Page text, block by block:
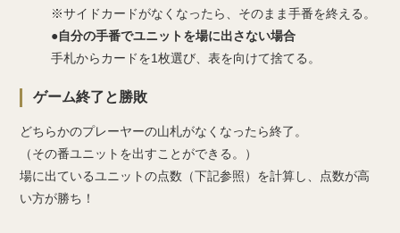
※サイドカードがなくなったら、そのまま手番を終える。
●自分の手番でユニットを場に出さない場合
手札からカードを1枚選び、表を向けて捨てる。
ゲーム終了と勝敗
どちらかのプレーヤーの山札がなくなったら終了。
（その番ユニットを出すことができる。）
場に出ているユニットの点数（下記参照）を計算し、点数が高
い方が勝ち！